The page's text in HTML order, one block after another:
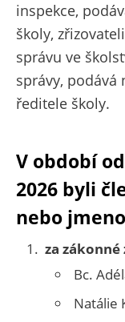
inspekce,
školy,
správu ve
správy, podává
ředitele školy.
V období
2026 byli
nebo
za zákonné
Bc.
Natálie